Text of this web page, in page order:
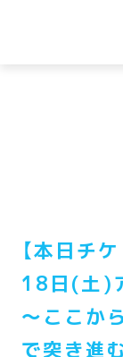
【本日チ
18日(土)
〜ここか
で突き進